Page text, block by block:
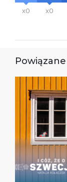
x0
x0